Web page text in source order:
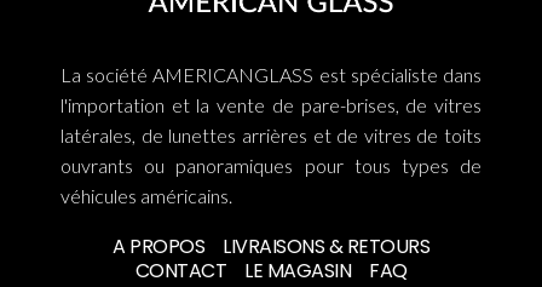
La société AMERICANGLASS est spécialiste dans
l'importation et la vente de pare-brises, de vitres
latérales, de lunettes arrières et de vitres de toits
ouvrants ou panoramiques pour tous types de
véhicules américains.
A PROPOS
LIVRAISONS & RETOURS
CONTACT
LE MAGASIN FAQ